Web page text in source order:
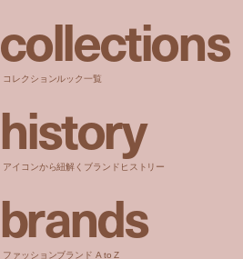
collections
コレクションルック一覧
history
アイコンから紐解くブランドヒストリー
brands
ファッションブランド A to Z